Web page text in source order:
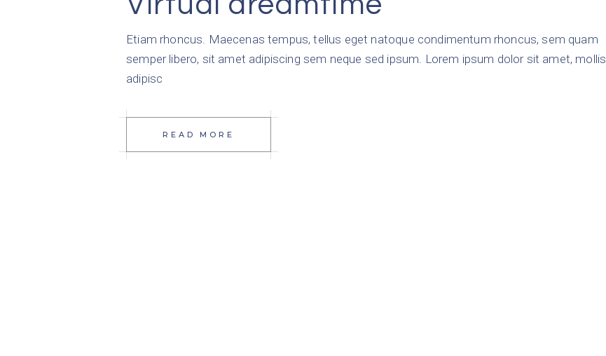
Etiam rhoncus. Maecenas tempus, tellus eget natoque condimentum rhoncus, sem quam
semper libero, sit amet adipiscing sem neque sed ipsum. Lorem ipsum dolor sit amet, mollis
adipisc
READ MORE